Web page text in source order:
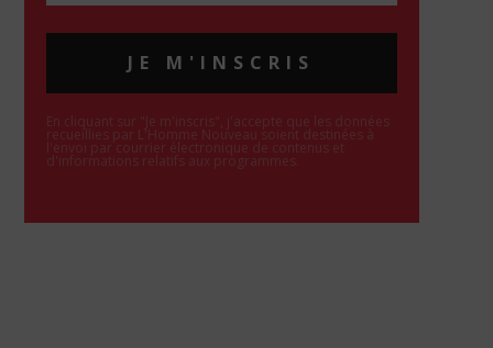
JE M'INSCRIS
En cliquant sur "Je m'inscris", j'accepte que les données
recueillies par L'Homme Nouveau soient destinées à
l'envoi par courrier électronique de contenus et
d'informations relatifs aux programmes.